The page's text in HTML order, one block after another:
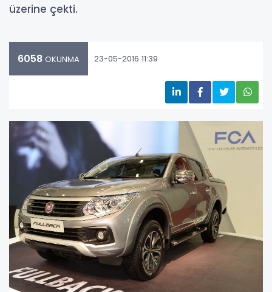
üzerine çekti.
6058 OKUNMA 23-05-2016 11:39